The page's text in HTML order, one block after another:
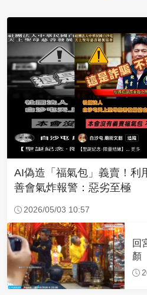
AI偽造「福氣包」義賣！
善會氣炸報警：惡劣至極
2026/05/03 10:57
回
顏